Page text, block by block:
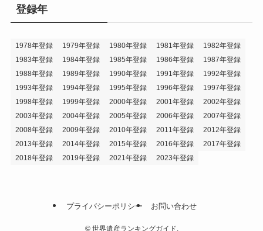
登録年
1978年登録 1979年登録 1980年登録 1981年登録
1982年登録
1983年登録
1984年登録 1985年登録 1986年登録
1987年登録
1988年登録
1989年登録 1990年登録 1991年登録
1992年登録
1993年登録
1994年登録 1995年登録 1996年登録
1997年登録
1998年登録
1999年登録 2000年登録 2001年登録
2002年登録
2003年登録
2004年登録 2005年登録 2006年登録
2007年登録
2008年登録
2009年登録 2010年登録 2011年登録
2012年登録
2013年登録
2014年登録 2015年登録 2016年登録
2017年登録
2018年登録
2019年登録 2021年登録 2023年登録
プライバシーポリシー お問い合わせ
©世界遺産ランキングガイド.